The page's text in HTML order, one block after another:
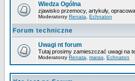
Wiedza Ogólna
zjawisko przemocy, artykuły,
Moderatorzy Renata Echnaton
Forum techniczne
Uwagi nt forum
Tutaj prosimy zamieszczać uwagi na
Moderatorzy Renata maras Echnaton